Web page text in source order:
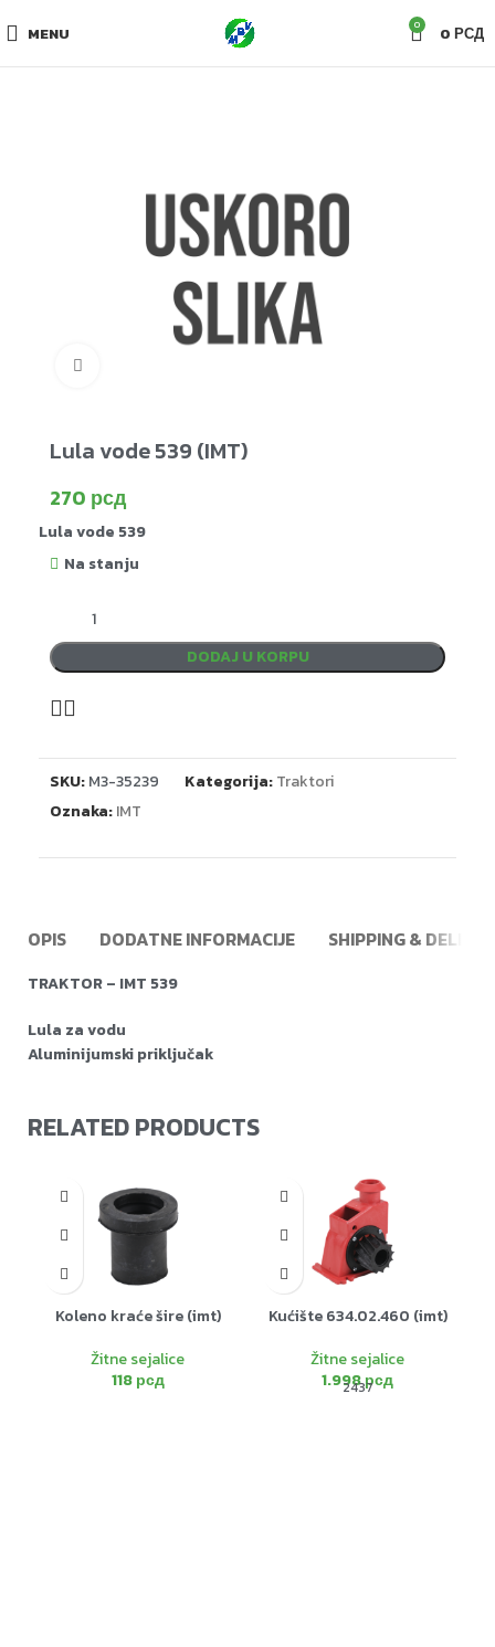
MENU 0 0 РСД
Lula vode 539 (IMT)
270 рсд
Lula vode 539
Na stanju
DODAJ U KORPU
SKU:M3-35239 Kategorija:Traktori
Oznaka:IMT
OPIS DODATNE INFORMACIJE SHIPPING &
TRAKTOR – IMT 539
Lula za vodu
Aluminijumski priključak
RELATED PRODUCTS
Koleno kraće šire (imt)
Žitne sejalice
118рсд
Kućište 634.02.460 (imt)
Žitne sejalice
1.998рсд
2437